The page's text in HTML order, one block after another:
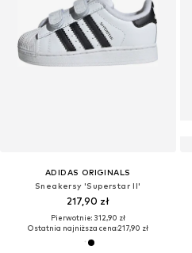
ADIDAS ORIGINALS
Sneakersy 'Superstar II'
217,90 zł
Pierwotnie: 312,90 zł
Ostatnia najniższa cena:217,90 zł